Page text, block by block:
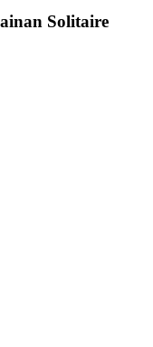
Solitaire